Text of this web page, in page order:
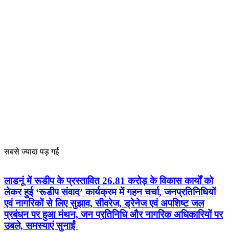
सबसे ज्यादा पड़ गई
लाडनूं में रूडीप के प्रस्तावित 26.81 करोड़ के विकास कार्यों को
लेकर हुई ‘रूडीप संवाद’ कार्यक्रम में गहन चर्चा, जनप्रतिनिधियों
एवं नागरिकों से लिए सुझाव, सीवरेज, ड्रेनेज एवं अपशिष्ट जल
प्रबंधन पर हुआ मंथन, जन प्रतिनिधि और नागरिक अधिकारियों पर
उबले, समस्याएं सुनाईं